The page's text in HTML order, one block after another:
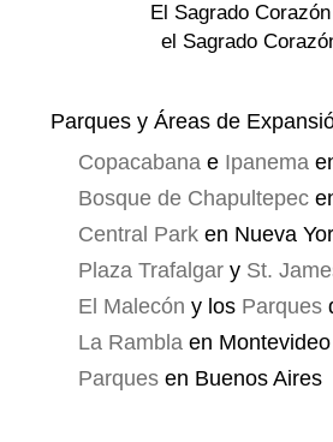
El Sagrado
el Sagrado
Parques y Áreas de
Copacabana e Ipanema
Bosque de Chapultepec
Central Park en Nueva
Plaza Trafalgar y St.
El Malecón y los Parques
La Rambla en Montevideo
Parques en Buenos Aires